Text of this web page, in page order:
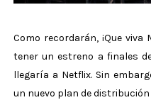
Como recordarán, ¡Que
tener un estreno a finales
llegaría a Netflix. Sin
un nuevo plan de